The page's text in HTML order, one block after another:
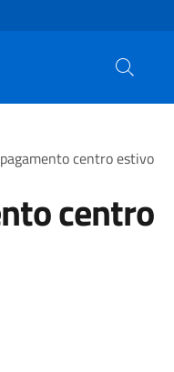
centro estivo
centro